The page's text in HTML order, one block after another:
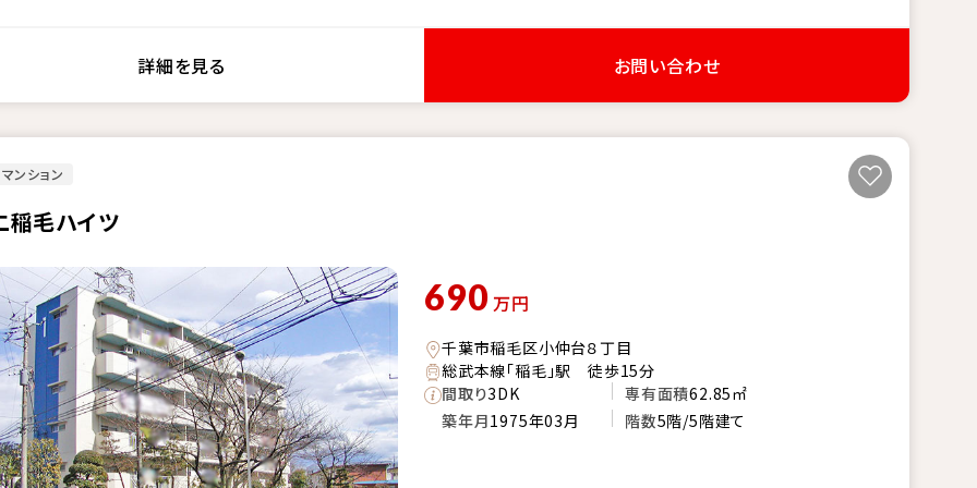
詳細を見る お問い合わせ
ンション
稲毛ハイツ
690万円
千葉市稲毛区小仲台８丁目
総武本線「稲毛」駅 徒歩15分
間取り3DK 専有面積62.85㎡
築年月1975年03月 階数5階/5階建て